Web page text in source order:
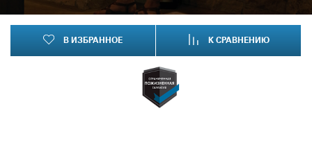
В ИЗБРАННОЕ К СРАВНЕНИЮ